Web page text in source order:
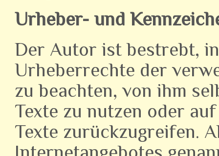
Urheber- und
Der Autor ist bestrebt,
Urheberrechte der
zu beachten, von ihm
Texte zu nutzen oder
Texte zurückzugreifen.